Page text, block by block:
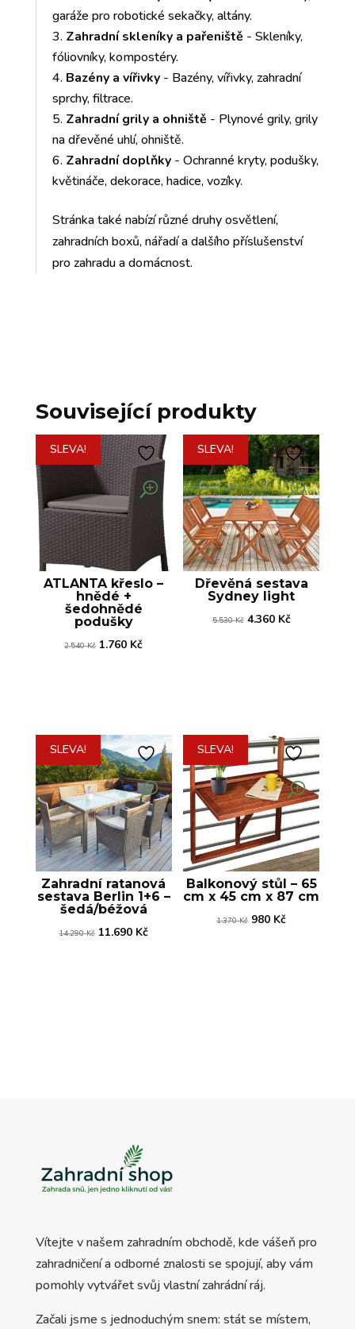
garáže pro robotické sekačky, altány.
Zahradní skleníky a pařeniště - Skleníky,
fóliovníky, kompostéry.
Bazény a vířivky- Bazény, vířivky, zahradní
sprchy, filtrace.
Zahradní grily a ohniště - Plynové grily, grily
na dřevěné uhlí, ohniště.
Zahradní doplňky- Ochranné kryty, podušky,
květináče, dekorace, hadice, vozíky.
Stránka také nabízí různé druhy osvětlení,
zahradních boxů, nářadí a dalšího příslušenství
pro zahradu a domácnost.
Související produkty
SLEVA!
ATLANTA křeslo –
hnědé +
šedohnědé
podušky
2.540Kč Původní
1.760 KčAktuální
SLEVA!
Dřevěná sestava
Sydney light
5.530Kč Původní
4.360 KčAktuální
SLEVA!
Zahradní ratanová
sestava Berlin 1+6 –
šedá/béžová
14.290Kč Původní
11.690 KčAktuální
SLEVA!
Balkonový stůl – 65
cm x 45 cm x 87 cm
1.370Kč Původní
980 KčAktuální
Vítejte v našem zahradním obchodě, kde vášeň pro
zahradničení a odborné znalosti se spojují, aby vám
pomohly vytvářet svůj vlastní zahrádní ráj.
Začali jsme s jednoduchým snem: stát se místem,